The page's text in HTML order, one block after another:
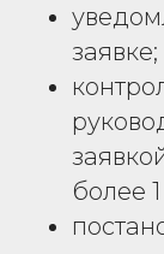
заявке;
более